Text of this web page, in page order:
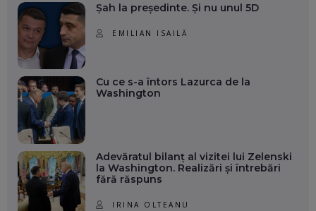
Șah la președinte. Și nu unul 5D
EMILIAN ISAILĂ
Cu ce s-a întors Lazurca de la
Washington
Adevăratul bilanț al vizitei lui Zelenski
la Washington. Realizări și întrebări
fără răspuns
IRINA OLTEANU